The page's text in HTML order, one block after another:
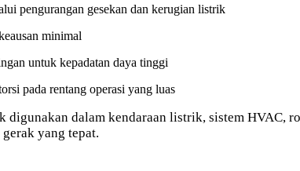
pengurangan gesekan dan kerugian listrik
minimal
untuk kepadatan daya tinggi
pada rentang operasi yang luas
digunakan dalam kendaraan listrik, sistem
yang tepat.